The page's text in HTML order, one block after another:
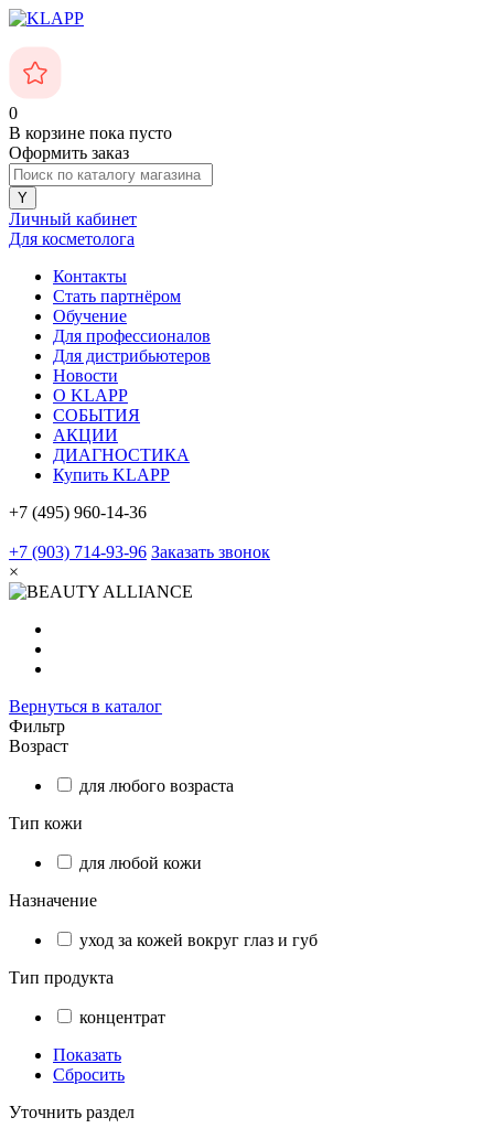
0
В корзине пока пусто
Оформить заказ
Личный кабинет
Для косметолога
Контакты
Стать партнёром
Обучение
Для профессионалов
Для дистрибьютеров
Новости
О KLAPP
СОБЫТИЯ
АКЦИИ
ДИАГНОСТИКА
Купить KLAPP
+7 (495) 960-14-36
+7 (903) 714-93-96 Заказать звонок
×
Вернуться в каталог
Фильтр
Возраст
для любого возраста
Тип кожи
для любой кожи
Назначение
уход за кожей вокруг глаз и губ
Тип продукта
концентрат
Показать
Сбросить
Уточнить раздел